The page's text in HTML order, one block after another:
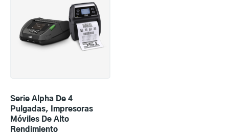
Serie Alpha De 4
Pulgadas, Impresoras
Móviles De Alto
Rendimiento